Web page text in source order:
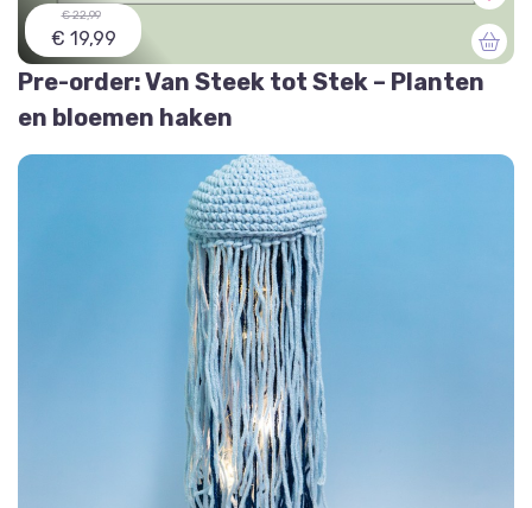
€ 22,99
€ 19,99
Pre-order: Van Steek tot Stek – Planten
en bloemen haken